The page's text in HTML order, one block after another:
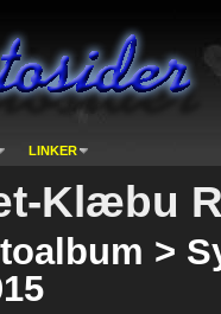
LINKER
Klæbu
>